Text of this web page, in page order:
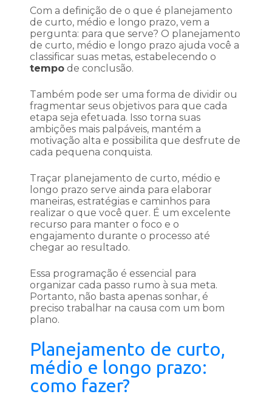
Com a definição de o que é planejamento
de curto, médio e longo prazo, vem a
pergunta: para que serve? O planejamento
de curto, médio e longo prazo ajuda você a
classificar suas metas, estabelecendo o
tempo de conclusão.
Também pode ser uma forma de dividir ou
fragmentar seus objetivos para que cada
etapa seja efetuada. Isso torna suas
ambições mais palpáveis, mantém a
motivação alta e possibilita que desfrute de
cada pequena conquista.
Traçar planejamento de curto, médio e
longo prazo serve ainda para elaborar
maneiras, estratégias e caminhos para
realizar o que você quer. É um excelente
recurso para manter o foco e o
engajamento durante o processo até
chegar ao resultado.
Essa programação é essencial para
organizar cada passo rumo à sua meta.
Portanto, não basta apenas sonhar, é
preciso trabalhar na causa com um bom
plano.
Planejamento de curto,
médio e longo prazo:
como fazer?